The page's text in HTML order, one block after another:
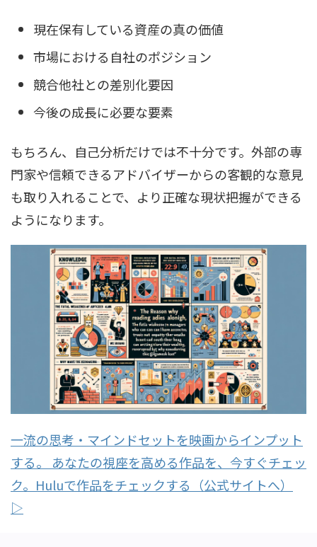
現在保有している資産の真の価値
市場における自社のポジション
競合他社との差別化要因
今後の成長に必要な要素
もちろん、自己分析だけでは不十分です。外部の専
門家や信頼できるアドバイザーからの客観的な意見
も取り入れることで、より正確な現状把握ができる
ようになります。
一流の思考・マインドセットを映画からインプット
する。 あなたの視座を高める作品を、今すぐチェッ
ク。Huluで作品をチェックする（公式サイトへ）
▷